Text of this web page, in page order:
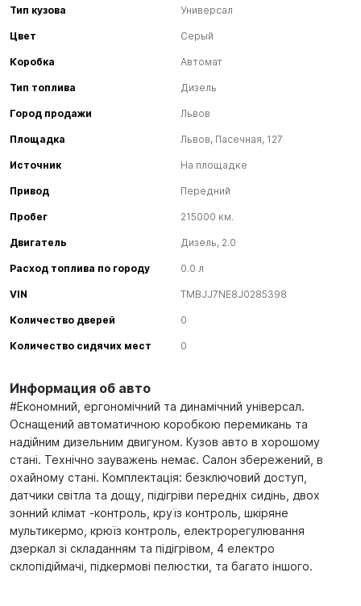
Информация об авто
#Економний, ергономічний та динамічний універсал.
Оснащений автоматичною коробкою перемикань та
надійним дизельним двигуном. Кузов авто в хорошому
стані. Технічно зауважень немає. Салон збережений, в
охайному стані. Комплектація: безключовий доступ,
датчики світла та дощу, підігріви передніх сидінь, двох
зонний клімат -контроль, круїз контроль, шкіряне
мультикермо, крюїз контроль, електрорегулювання
дзеркал зі складанням та підігрівом, 4 електро
склопідіймачі, підкермові пелюстки, та багато іншого.
Тип кузова Универсал
Цвет Серый
Коробка Автомат
Тип топлива Дизель
Город продажи Львов
Площадка Львов, Пасечная, 127
Источник На площадке
Привод Передний
Пробег 215000 км.
Двигатель Дизель, 2.0
Расход топлива по городу 0.0 л
VIN TMBJJ7NE8J0285398
Количество дверей 0
Количество сидячих мест 0